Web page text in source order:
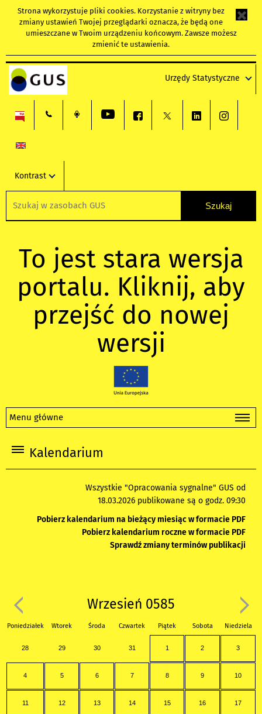
Strona wykorzystuje pliki cookies. Korzystanie z witryny bez
zmiany ustawień Twojej przeglądarki oznacza, że będą one
umieszczane w Twoim urządzeniu końcowym. Zawsze możesz
zmienić te ustawienia.
Urzędy Statystyczne
Kontrast
To jest stara wersja
portalu. Kliknij, aby
przejść do nowej
wersji
Menu główne
Kalendarium
Wszystkie "Opracowania sygnalne" GUS od
18.03.2026 publikowane są o godz. 09:30
Pobierz kalendarium na bieżący miesiąc w formacie PDF
Pobierz kalendarium roczne w formacie PDF
Sprawdź zmiany terminów publikacji
Wrzesień 0585
Poniedziałek Wtorek Środa Czwartek Piątek Sobota Niedziela
28 29 30 31 1 2 3
4 5 6 7 8 9 10
11 12 13 14 15 16 17